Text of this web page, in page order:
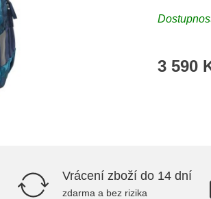
3 590
Vrácení zboží do 14 dní
zdarma a bez rizika